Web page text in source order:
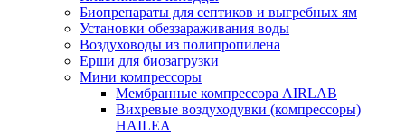
Биопрепараты для септиков и выгребных ям
Установки обеззараживания воды
Воздуховоды из полипропилена
Ерши для биозагрузки
Мини компрессоры
Мембранные компрессора AIRLAB
Вихревые воздуходувки (компрессоры)
HAILEA